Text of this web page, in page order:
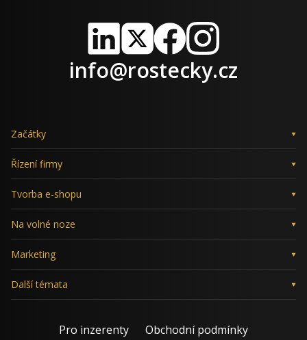
LinkedIn
X FacebookInstagram
info@rostecky.cz
Začátky
Řízení firmy
Tvorba e-shopu
Na volné noze
Marketing
Další témata
Pro inzerenty Obchodní podmínky